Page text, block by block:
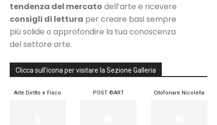
tendenza del mercato dell’arte e ricevere
consigli di lettura per creare basi sempre
più solide o approfondire la tua conoscenza
del settore arte.
Clicca sull'icona per visitare la Sezione Galleria
Arte Diritto e Fisco POST ©ART Citofonare Nicolella